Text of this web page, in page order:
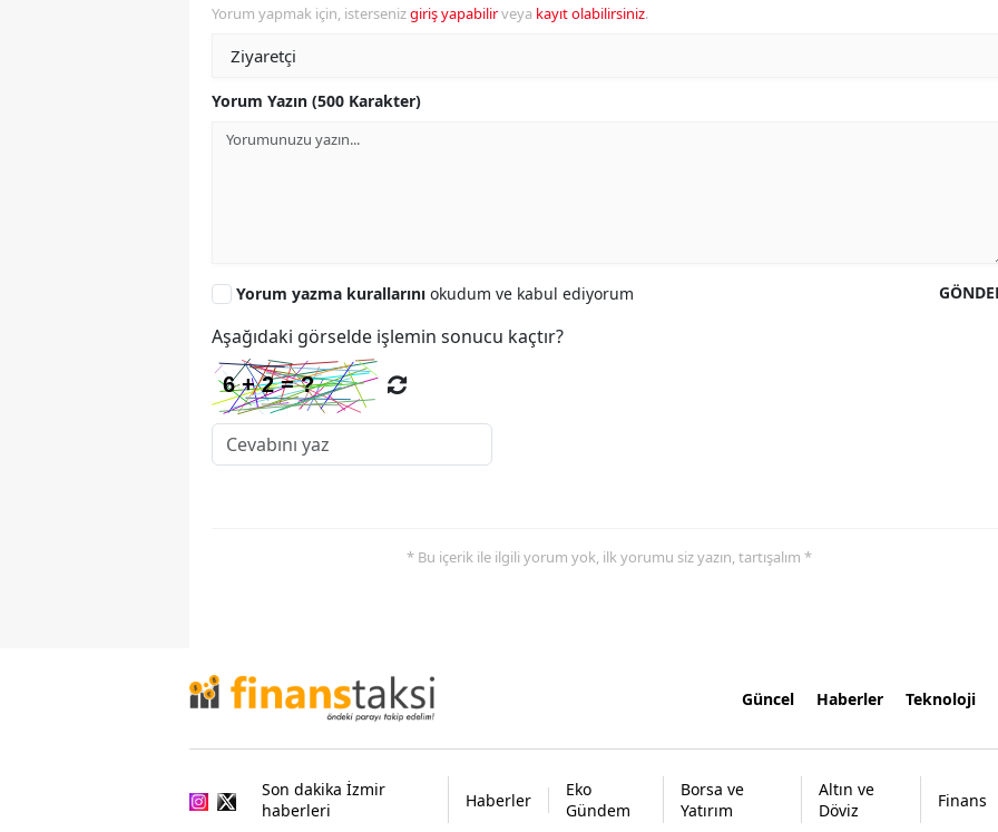
Yorum yapmak için, istersenizgiriş yapabilirveya kayıt olabilirsiniz.
Yorum Yazın (500 Karakter)
Yorum yazma kurallarını okudum ve kabul ediyorum
Aşağıdaki görselde işlemin sonucu kaçtır?
* Bu içerik ile ilgili yorum yok, ilk yorumu siz yazın, tartışalım *
Güncel Haberler Teknoloji
Son dakika İzmir
haberleri
Haberler
Eko
Gündem
Borsa ve
Yatırım
Altın ve
Döviz
Finans